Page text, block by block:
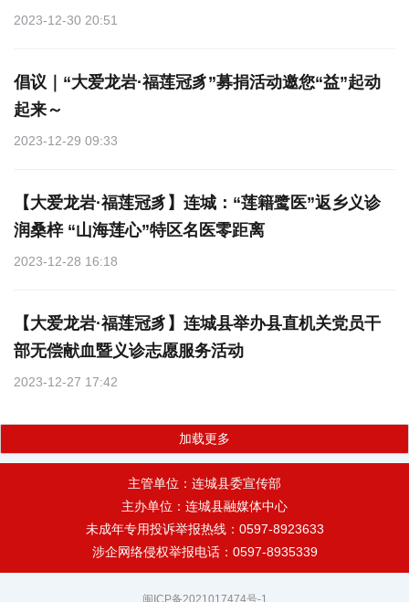
2023-12-30 20:51
倡议｜“大爱龙岩·福莲冠豸”募捐活动邀您“益”起动
起来～
2023-12-29 09:33
【大爱龙岩·福莲冠豸】连城：“莲籍鹭医”返乡义诊
润桑梓 “山海莲心”特区名医零距离
2023-12-28 16:18
【大爱龙岩·福莲冠豸】连城县举办县直机关党员干
部无偿献血暨义诊志愿服务活动
2023-12-27 17:42
加载更多
主管单位：连城县委宣传部
主办单位：连城县融媒体中心
未成年专用投诉举报热线：0597-8923633
涉企网络侵权举报电话：0597-8935339